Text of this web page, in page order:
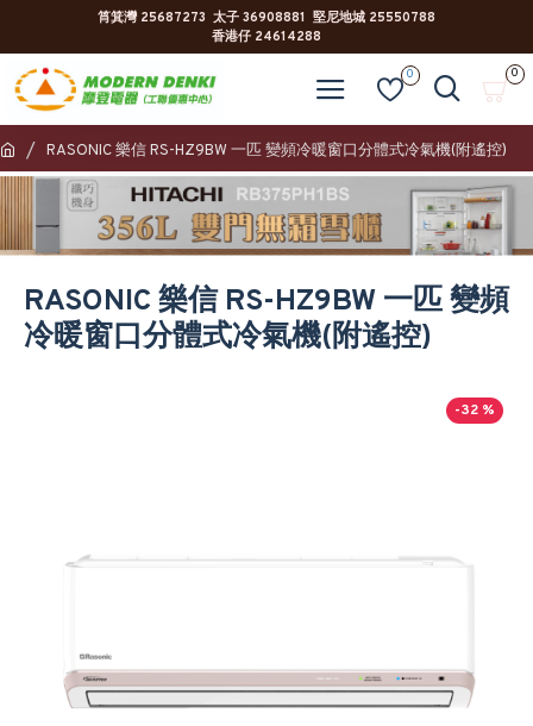
筲箕灣 25687273 太子 36908881 堅尼地城 25550788
香港仔 24614288
0 0
RASONIC 樂信 RS-HZ9BW 一匹 變頻冷暖窗口分體式冷氣機(附遙控)
RASONIC 樂信 RS-HZ9BW 一匹 變頻
冷暖窗口分體式冷氣機(附遙控)
-32 %